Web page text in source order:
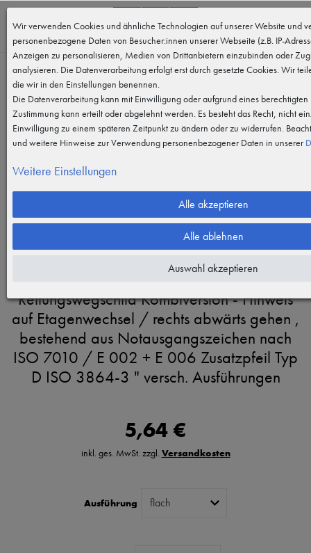
MENÜ 0
Rettungswegschild Kombiversion - Hinweis
auf Etagenwechsel / rechts abwärts gehen ,
bestehend aus Notausgangszeichen nach
ISO 7010 / E 002 + E 006 Zusatzpfeil Typ
D ISO 3864-3 " versch. Ausführungen
5,64 €
inkl. ges. MwSt. zzgl. Versandkosten
Ausführung
Wir verwenden Cookies und ähnliche Technologien auf unserer Website und
personenbezogene Daten von Besucher:innen unserer Webseite (z.B. IP-
Anzeigen zu personalisieren, Medien von Drittanbietern einzubinden oder
analysieren. Die Datenverarbeitung erfolgt erst durch gesetzte Cookies. Wir
die wir in den Einstellungen benennen.
Die Datenverarbeitung kann mit Einwilligung oder aufgrund eines berechtigten
Zustimmung kann erteilt oder abgelehnt werden. Es besteht das Recht, nicht
Einwilligung zu einem späteren Zeitpunkt zu ändern oder zu widerrufen.
und weitere Hinweise zur Verwendung personenbezogener Daten in unserer
Weitere Einstellungen
Alle akzeptieren
Alle ablehnen
Auswahl akzeptieren